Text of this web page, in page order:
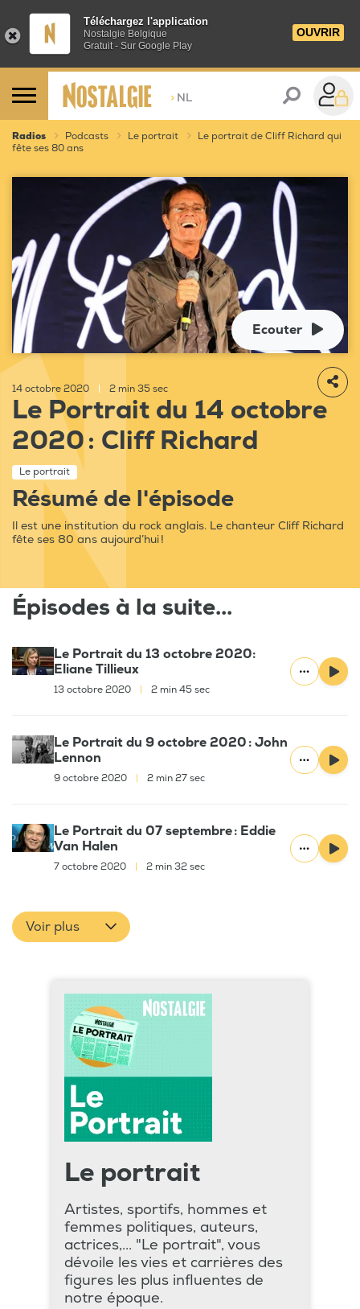
Téléchargez l'application
Nostalgie Belgique
Gratuit - Sur Google Play
OUVRIR
> NL
Radios Podcasts Le portrait
Le portrait de Cliff Richard qui
fête ses 80 ans
Ecouter
14 octobre 2020 2 min 35 sec
Le Portrait du 14 octobre
2020 : Cliff Richard
Le portrait
Résumé de l'épisode
Il est une institution du rock anglais. Le chanteur Cliff Richard
fête ses 80 ans aujourd’hui !
Épisodes à la suite...
Le Portrait du 13 octobre 2020:
Eliane Tillieux
13 octobre 2020 2 min 45 sec
Le Portrait du 9 octobre 2020 : John
Lennon
9 octobre 2020 2 min 27 sec
Le Portrait du 07 septembre : Eddie
Van Halen
7 octobre 2020 2 min 32 sec
Voir plus
Le portrait
Artistes, sportifs, hommes et
femmes politiques, auteurs,
actrices,... "Le portrait", vous
dévoile les vies et carrières des
figures les plus influentes de
notre époque.